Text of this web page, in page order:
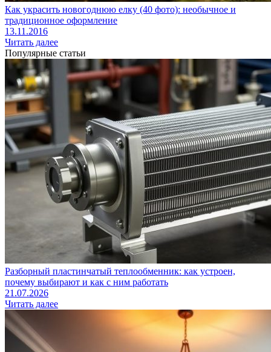
Как украсить новогоднюю елку (40 фото): необычное и
традиционное оформление
13.11.2016
Читать далее
Популярные статьи
Разборный пластинчатый теплообменник: как устроен,
почему выбирают и как с ним работать
21.07.2026
Читать далее